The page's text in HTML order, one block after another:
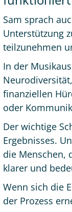
Sam sprach
Unterstützung
teilzunehmen
In der
finanziellen
oder
Der wichtige
Ergebnisses.
die Menschen,
klarer und
Wenn sich die
der Prozess